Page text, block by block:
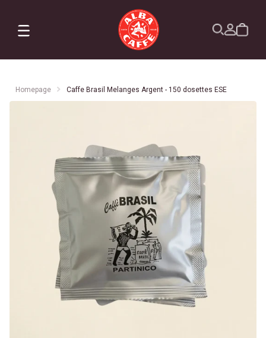
Commandes Abonnement
Homepage Caffe Brasil Melanges Argent - 150 dosettes ESE